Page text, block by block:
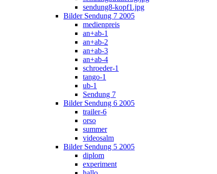
sendung8-kopf1.jpg
Bilder Sendung 7 2005
medienpreis
an+ab-1
an+ab-2
an+ab-3
an+ab-4
schroeder-1
tango-1
ub-1
Sendung 7
Bilder Sendung 6 2005
trailer-6
orso
summer
videosalm
Bilder Sendung 5 2005
diplom
experiment